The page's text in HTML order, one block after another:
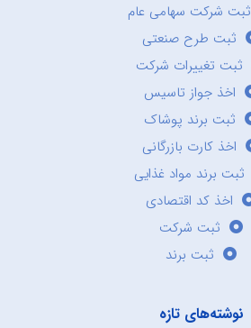
ثبت شرکت سهامی عام
ثبت طرح صنعتی
ثبت تغییرات شرکت
اخذ جواز تاسیس
ثبت برند پوشاک
اخذ کارت بازرگانی
ثبت برند مواد غذایی
اخذ کد اقتصادی
ثبت شرکت
ثبت برند
نوشته‌های تازه